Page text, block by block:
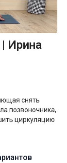
Ирина
снять
позвоночника,
так и